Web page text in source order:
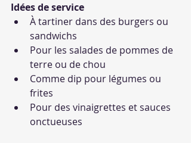
Idées de service
À tartiner dans des burgers ou
sandwichs
Pour les salades de pommes de
terre ou de chou
Comme dip pour légumes ou
frites
Pour des vinaigrettes et sauces
onctueuses